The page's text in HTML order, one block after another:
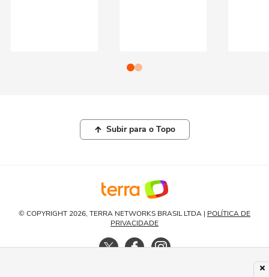
Subir para o Topo
© COPYRIGHT 2026, TERRA NETWORKS BRASIL LTDA | POLÍTICA DE
PRIVACIDADE